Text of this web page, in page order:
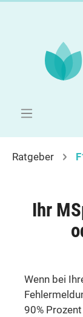
Ratgeber
Ihr
Wenn bei
90%